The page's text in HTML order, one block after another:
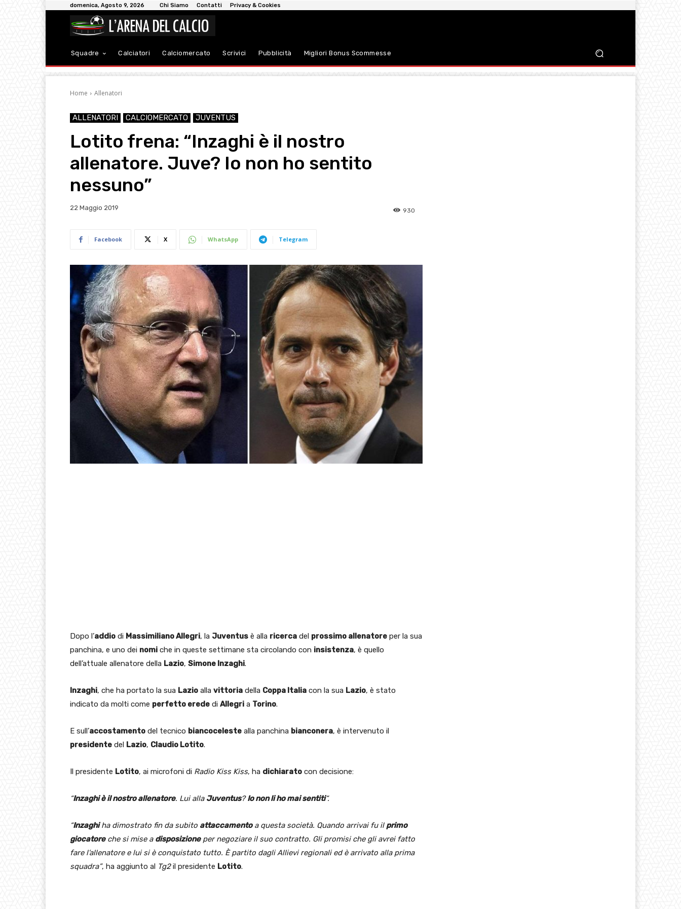
domenica, Agosto 9, 2026 Chi Siamo Contatti Privacy & Cookies
Squadre Calciatori Calciomercato Scrivici Pubblicità Migliori Bonus Scommesse
Home Allenatori
ALLENATORI CALCIOMERCATO JUVENTUS
Lotito frena: “Inzaghi è il nostro
allenatore. Juve? Io non ho sentito
nessuno”
22 Maggio 2019 930
Facebook X WhatsApp Telegram
Dopo l’addio di Massimiliano Allegri, la Juventus è alla ricerca del prossimo allenatore per la sua
panchina, e uno dei nomi che in queste settimane sta circolando con insistenza, è quello
dell’attuale allenatore della Lazio, Simone Inzaghi.
Inzaghi, che ha portato la sua Lazio alla vittoria della Coppa Italia con la sua Lazio, è stato
indicato da molti come perfetto erede di Allegri a Torino.
E sull’accostamento del tecnico biancoceleste alla panchina bianconera, è intervenuto il
presidente del Lazio, Claudio Lotito.
Il presidente Lotito, ai microfoni di Radio Kiss Kiss, ha dichiarato con decisione:
“Inzaghi è il nostro allenatore. Lui alla Juventus?Io non li ho mai sentiti“.
“Inzaghiha dimostrato fin da subito attaccamentoa questa società. Quando arrivai fu il primo
giocatoreche si mise a disposizioneper negoziare il suo contratto. Gli promisi che gli avrei fatto
fare l’allenatore e lui si è conquistato tutto. È partito dagli Allievi regionali ed è arrivato alla prima
squadra”, ha aggiunto al Tg2il presidente Lotito.